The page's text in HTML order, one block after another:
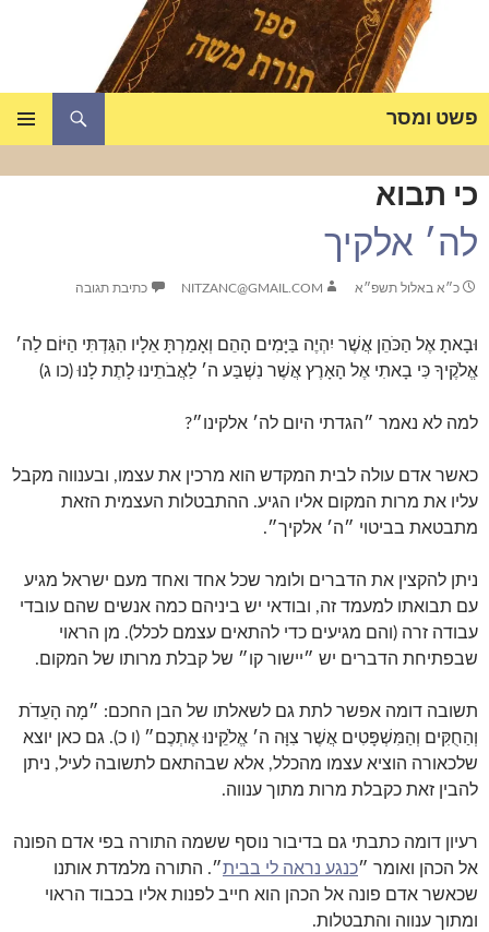
פשט ומסר
כי תבוא
לה׳ אלקיך
כ״א באלול תשפ״א NITZANC@GMAIL.COM כתיבת תגובה
וּבָאתָ אֶל הַכֹּהֵן אֲשֶׁר יִהְיֶה בַּיָּמִים הָהֵם וְאָמַרְתָּ אֵלָיו הִגַּדְתִּי הַיּוֹם לַה׳
אֱלֹקֶיךָ כִּי בָאתִי אֶל הָאָרֶץ אֲשֶׁר נִשְׁבַּע ה׳ לַאֲבֹתֵינוּ לָתֶת לָנוּ (כו ג)
למה לא נאמר ״הגדתי היום לה׳ אלקינו״?
כאשר אדם עולה לבית המקדש הוא מרכין את עצמו, ובענווה מקבל
עליו את מרות המקום אליו הגיע. ההתבטלות העצמית הזאת
מתבטאת בביטוי ״ה׳ אלקיך״.
ניתן להקצין את הדברים ולומר שכל אחד ואחד מעם ישראל מגיע
עם תבואתו למעמד זה, ובודאי יש ביניהם כמה אנשים שהם עובדי
עבודה זרה (והם מגיעים כדי להתאים עצמם לכלל). מן הראוי
שבפתיחת הדברים יש ״יישור קו״ של קבלת מרותו של המקום.
תשובה דומה אפשר לתת גם לשאלתו של הבן החכם: ״מָה הָעֵדֹת
וְהַחֻקִּים וְהַמִּשְׁפָּטִים אֲשֶׁר צִוָּה ה׳ אֱלֹקֵינוּ אֶתְכֶם״ (ו כ). גם כאן יוצא
שלכאורה הוציא עצמו מהכלל, אלא שבהתאם לתשובה לעיל, ניתן
להבין זאת כקבלת מרות מתוך ענווה.
רעיון דומה כתבתי גם בדיבור נוסף ששמה התורה בפי אדם הפונה
אל הכהן ואומר ״כנגע נראה לי בבית״. התורה מלמדת אותנו
שכאשר אדם פונה אל הכהן הוא חייב לפנות אליו בכבוד הראוי
ומתוך ענווה והתבטלות.